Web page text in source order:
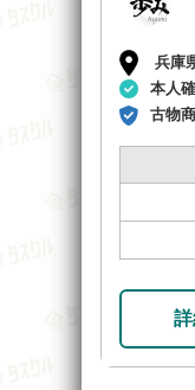
兵庫
本人
古物